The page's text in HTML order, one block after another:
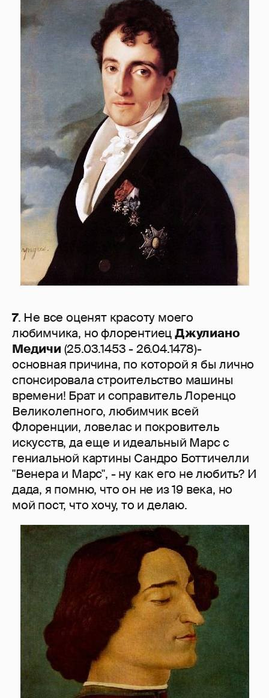
7. Не все оценят красоту моего
любимчика, но флорентиецДжулиано
Медичи (25.03.1453 - 26.04.1478)-
основная причина, по которой я бы лично
спонсировала строительство машины
времени! Брат и соправитель Лоренцо
Великолепного, любимчик всей
Флоренции, ловелас и покровитель
искусств, да еще и идеальный Марс с
гениальной картины Сандро Боттичелли
"Венера и Марс", - ну как его не любить? И
дада, я помню, что он не из 19 века, но
мой пост, что хочу, то и делаю.